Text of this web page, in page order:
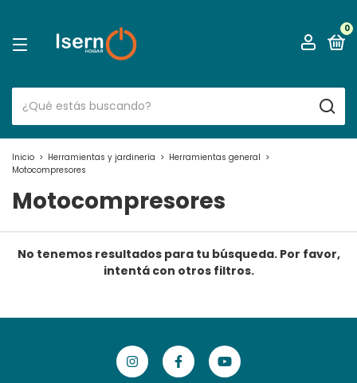
0
Inicio > Herramientas y jardinería > Herramientas general >
Motocompresores
Motocompresores
No tenemos resultados para tu búsqueda. Por favor,
intentá con otros filtros.